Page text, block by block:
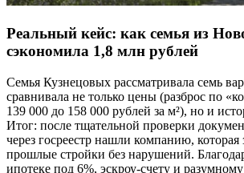
Реальный кейс: как семья из
сэкономила 1,8 млн рублей
Семья Кузнецовых рассматривала семь
сравнивала не только цены (разброс по
139 000 до 158 000 рублей за м²), но и
Итог: после тщательной проверки
через госреестр нашли компанию, которая
прошлые стройки без нарушений.
ипотеке под 6%, эскроу-счету и